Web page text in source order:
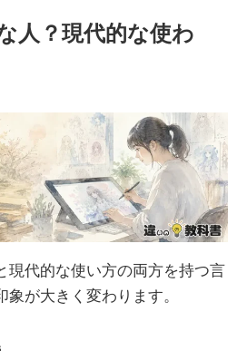
人？現代的な使わ
現代的な使い方の両方を持つ言
が大きく変わります。